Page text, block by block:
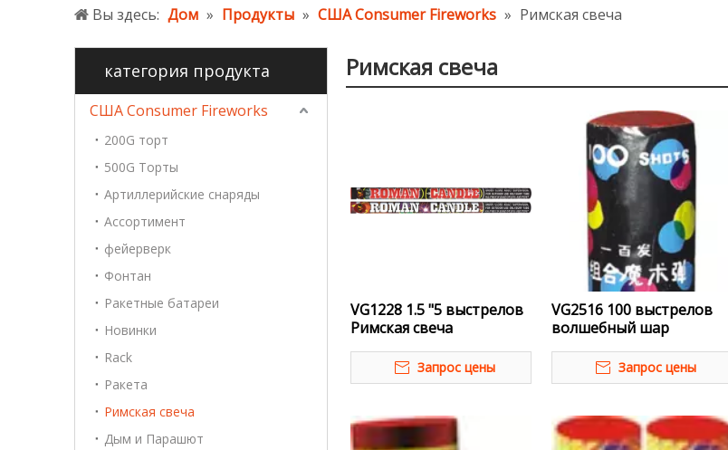
Вы здесь: Дом » Продукты » США Consumer Fireworks » Римская свеча
категория продукта
США Consumer Fireworks
200G торт
500G Торты
Артиллерийские снаряды
Ассортимент
фейерверк
Фонтан
Ракетные батареи
Новинки
Rack
Ракета
Римская свеча
Дым и Парашют
Римская свеча
VG1228 1.5 "5 выстрелов
Римская свеча
Запрос цены
VG2516 100 выстрелов
волшебный шар
Запрос цены